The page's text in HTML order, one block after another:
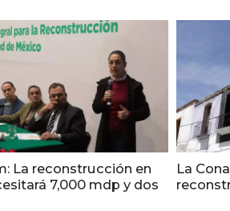
La reconstrucción en
7,000 mdp y dos
La